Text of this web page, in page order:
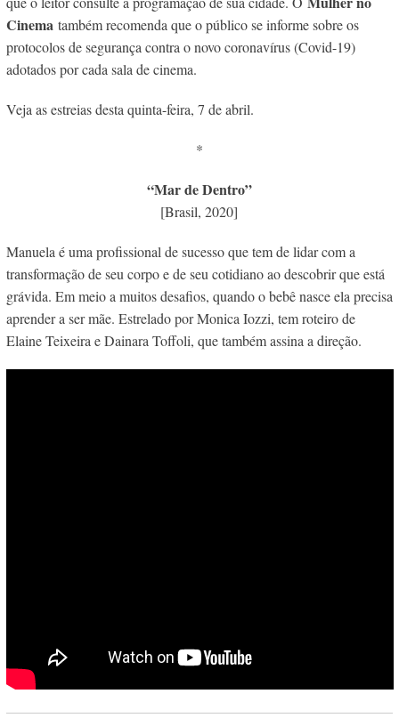
Cinema também recomenda que o público se informe sobre os
protocolos de segurança contra o novo coronavírus (Covid-19)
adotados por cada sala de cinema.
Veja as estreias desta quinta-feira, 7 de abril.
*
“Mar de Dentro”
[Brasil, 2020]
Manuela é uma profissional de sucesso que tem de lidar com a
transformação de seu corpo e de seu cotidiano ao descobrir que está
grávida. Em meio a muitos desafios, quando o bebê nasce ela precisa
aprender a ser mãe. Estrelado porMonica Iozzi, tem roteiro de
Elaine Teixeira e Dainara Toffoli, que também assina a direção.